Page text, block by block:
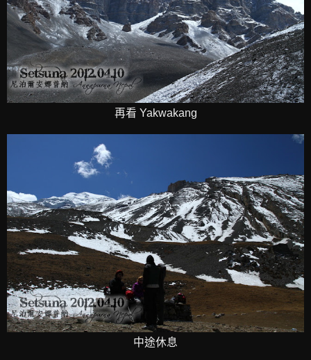
再看 Yakwakang
中途休息